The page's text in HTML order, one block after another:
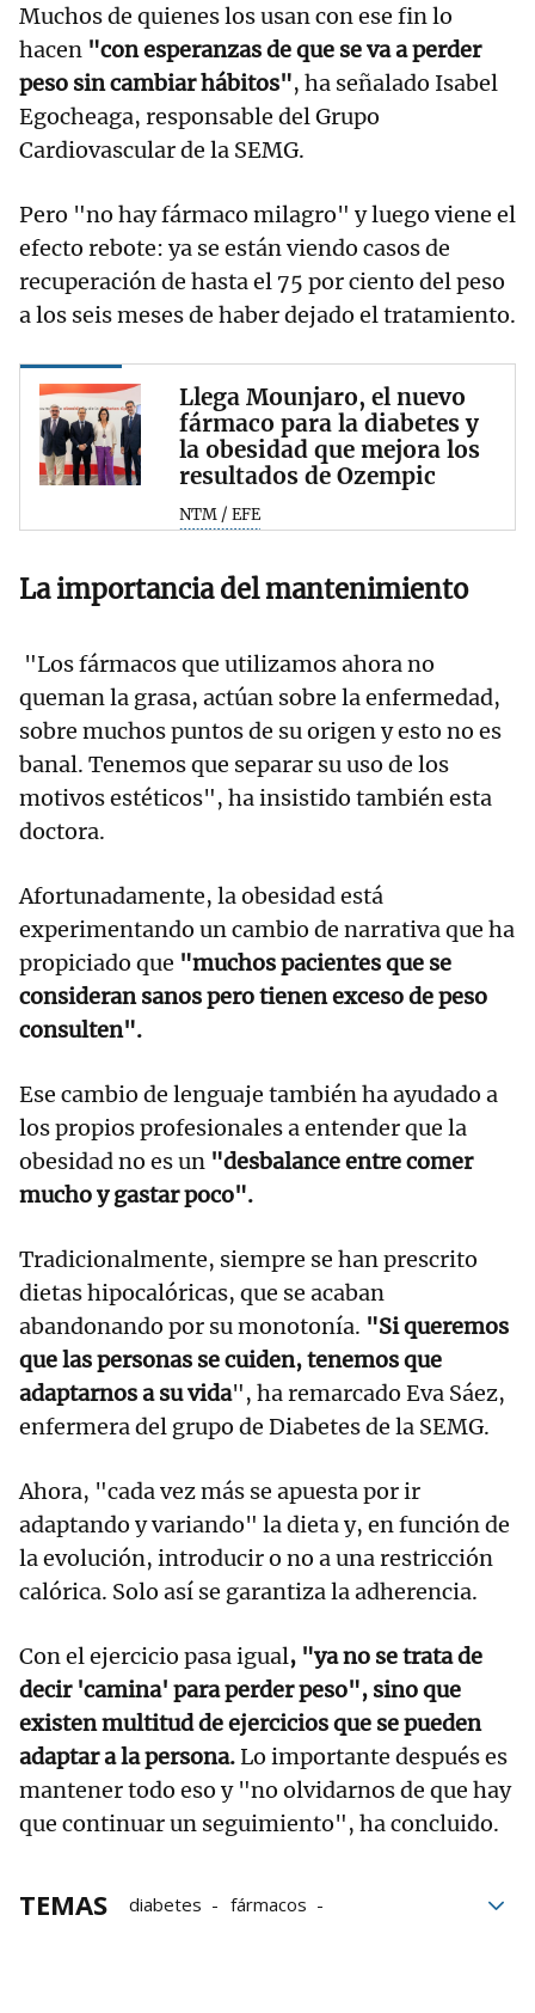
Muchos de quienes los usan con ese fin lo
hacen "con esperanzas de que se va a perder
peso sin cambiar hábitos", ha señalado Isabel
Egocheaga, responsable del Grupo
Cardiovascular de la SEMG.
Pero "no hay fármaco milagro" y luego viene el
efecto rebote: ya se están viendo casos de
recuperación de hasta el 75 por ciento del peso
a los seis meses de haber dejado el tratamiento.
Llega Mounjaro, el nuevo
fármaco para la diabetes y
la obesidad que mejora los
resultados de Ozempic
NTM / EFE
La importancia del mantenimiento
"Los fármacos que utilizamos ahora no
queman la grasa, actúan sobre la enfermedad,
sobre muchos puntos de su origen y esto no es
banal. Tenemos que separar su uso de los
motivos estéticos", ha insistido también esta
doctora.
Afortunadamente, la obesidad está
experimentando un cambio de narrativa que ha
propiciado que "muchos pacientes que se
consideran sanos pero tienen exceso de peso
consulten".
Ese cambio de lenguaje también ha ayudado a
los propios profesionales a entender que la
obesidad no es un "desbalance entre comer
mucho y gastar poco".
Tradicionalmente, siempre se han prescrito
dietas hipocalóricas, que se acaban
abandonando por su monotonía. "Si queremos
que las personas se cuiden, tenemos que
adaptarnos a su vida", ha remarcado Eva Sáez,
enfermera del grupo de Diabetes de la SEMG.
Ahora, "cada vez más se apuesta por ir
adaptando y variando" la dieta y, en función de
la evolución, introducir o no a una restricción
calórica. Solo así se garantiza la adherencia.
Con el ejercicio pasa igual, "ya no se trata de
decir 'camina' para perder peso", sino que
existen multitud de ejercicios que se pueden
adaptar a la persona.Lo importante después es
mantener todo eso y "no olvidarnos de que hay
que continuar un seguimiento", ha concluido.
TEMAS diabetes
fármacos